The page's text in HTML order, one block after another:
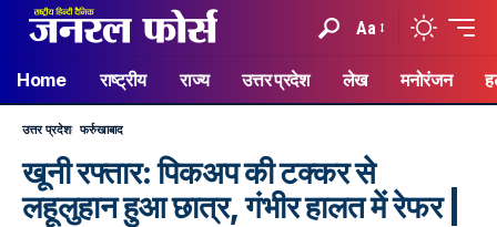
Aa
Home राष्ट्रीय राज्य उत्तर प्रदेश लेख मनोरंजन
उत्तर प्रदेश फर्रुखाबाद
खूनी रफ्तार: पिकअप की टक्कर से
लहूलुहान हुआ छात्र, गंभीर हालत में रेफर |